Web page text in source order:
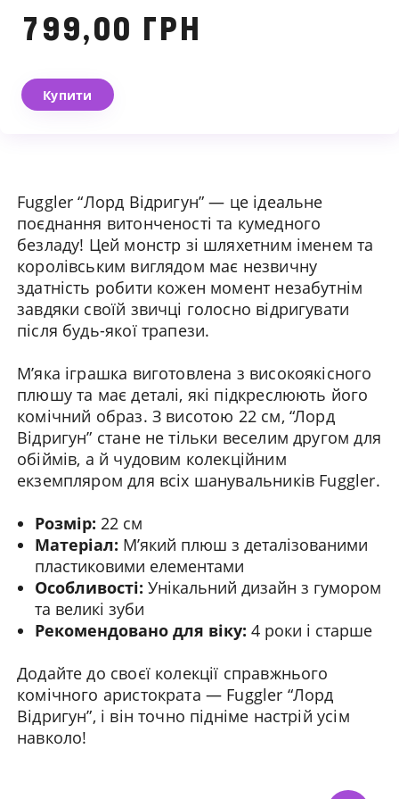
799,00 ГРН
Купити
Fuggler “Лорд Відригун” — це ідеальне
поєднання витонченості та кумедного
безладу! Цей монстр зі шляхетним іменем та
королівським виглядом має незвичну
здатність робити кожен момент незабутнім
завдяки своїй звичці голосно відригувати
після будь-якої трапези.
М’яка іграшка виготовлена з високоякісного
плюшу та має деталі, які підкреслюють його
комічний образ. З висотою 22 см, “Лорд
Відригун” стане не тільки веселим другом для
обіймів, а й чудовим колекційним
екземпляром для всіх шанувальників Fuggler.
Розмір: 22 см
Матеріал: М’який плюш з деталізованими
пластиковими елементами
Особливості: Унікальний дизайн з гумором
та великі зуби
Рекомендовано для віку: 4 роки і старше
Додайте до своєї колекції справжнього
комічного аристократа — Fuggler “Лорд
Відригун”, і він точно підніме настрій усім
навколо!
Ми зв'яжемося з вами
найближчим часом